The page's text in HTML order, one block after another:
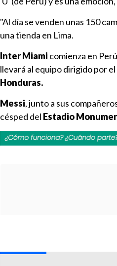
"Al día se venden unas 150
una tienda en Lima.
Inter Miami comienza en
llevará al equipo dirigido por
Honduras.
Messi, junto a sus
césped del Estadio